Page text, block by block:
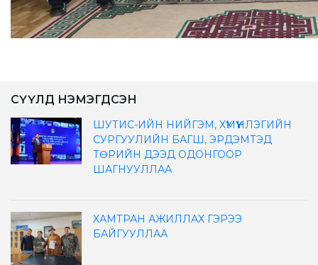
СҮҮЛД НЭМЭГДСЭН
ШУТИС-ИЙН НИЙГЭМ, ХҮМҮҮНЛЭГИЙН
СУРГУУЛИЙН БАГШ, ЭРДЭМТЭД
ТӨРИЙН ДЭЭД ОДОНГООР
ШАГНУУЛЛАА
ХАМТРАН АЖИЛЛАХ ГЭРЭЭ
БАЙГУУЛЛАА